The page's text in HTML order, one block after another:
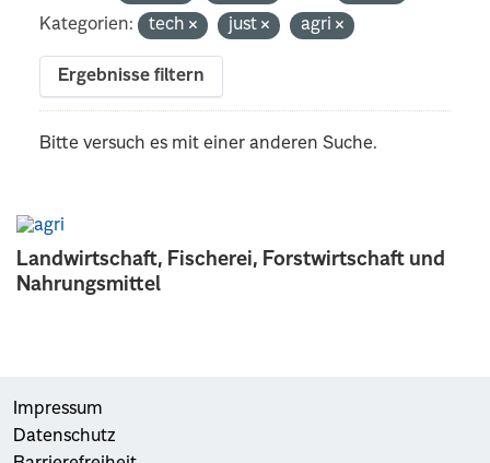
Landwirtschaft, Fischerei, Forstwirtschaft und
Nahrungsmittel
Kategorien:
tech just agri
Ergebnisse filtern
Bitte versuch es mit einer anderen Suche.
Impressum
Datenschutz